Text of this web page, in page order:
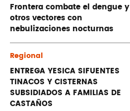
Frontera combate el dengue y
otros vectores con
nebulizaciones nocturnas
Regional
ENTREGA YESICA SIFUENTES
TINACOS Y CISTERNAS
SUBSIDIADOS A FAMILIAS DE
CASTAÑOS